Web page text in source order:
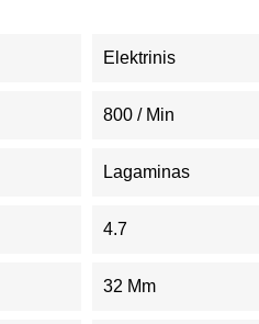
Elektrinis
800 / Min
Lagaminas
4.7
32 Mm